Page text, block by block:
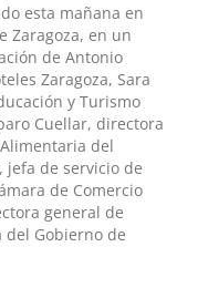
esta mañana en
Zaragoza, en un
de Antonio
Zaragoza, Sara
y Turismo
Cuellar, directora
del
jefa de servicio de
de Comercio
general de
del Gobierno de